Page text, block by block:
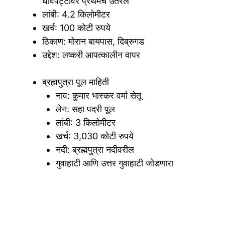
लांबी: 4.2 किलोमीटर
खर्च: 100 कोटी रुपये
ठिकाण: मोरान बायपास, दिब्रुगड
उद्देश: लष्करी आपत्कालीन वापर
ब्रह्मपुत्रा पूल माहिती
नाव: कुमार भास्कर वर्मा सेतू
लेन: सहा पदरी पूल
लांबी: 3 किलोमीटर
खर्च: 3,030 कोटी रुपये
नदी: ब्रह्मपुत्रा नदीवरील
गुवाहाटी आणि उत्तर गुवाहाटी जोडणारा